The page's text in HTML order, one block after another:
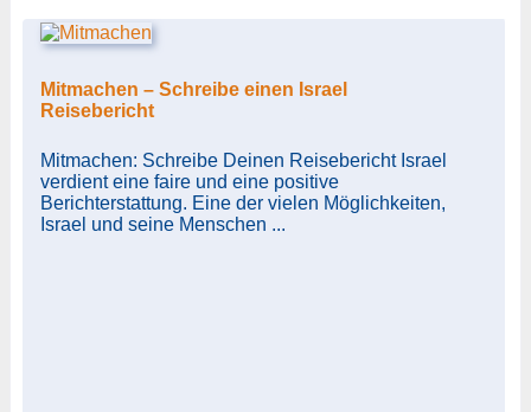
Mitmachen – Schreibe einen Israel
Reisebericht
Mitmachen: Schreibe Deinen Reisebericht Israel
verdient eine faire und eine positive
Berichterstattung. Eine der vielen Möglichkeiten,
Israel und seine Menschen ...